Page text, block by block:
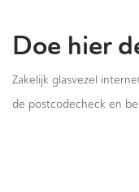
Doe hier
Zakelijk glasvezel
de postcodecheck en